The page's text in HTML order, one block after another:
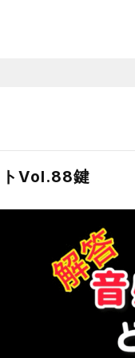
トVol.88鍵